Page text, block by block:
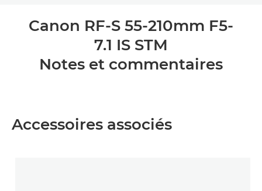
Canon RF-S 55-210mm F5-
7.1 IS STM
Notes et commentaires
Accessoires associés